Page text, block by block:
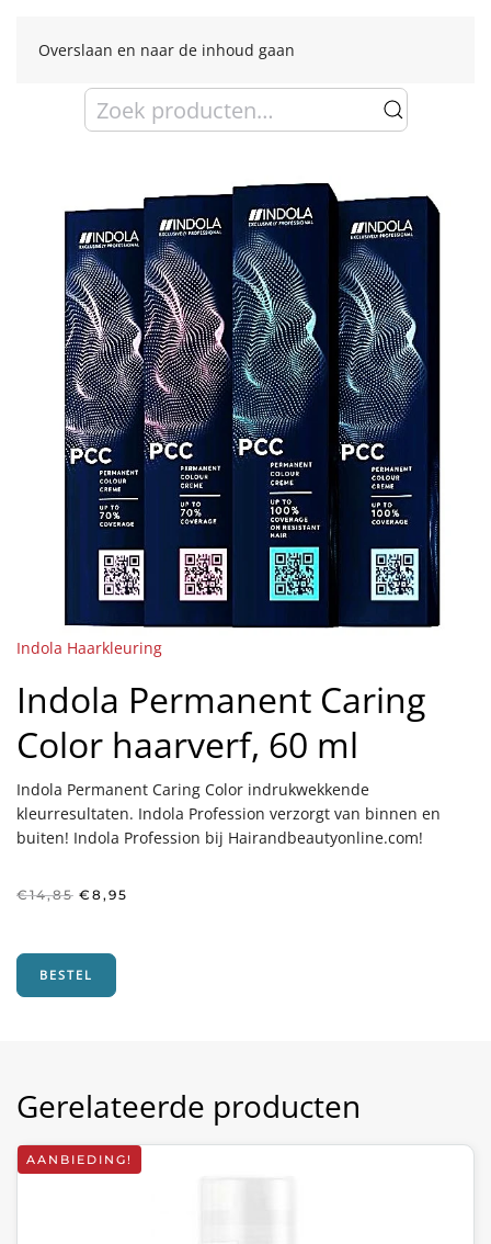
Overslaan en naar de inhoud gaan
Zoeken
naar:
Indola Haarkleuring
Indola Permanent Caring
Color haarverf, 60 ml
Indola Permanent Caring Color indrukwekkende
kleurresultaten. Indola Profession verzorgt van binnen en
buiten! Indola Profession bij Hairandbeautyonline.com!
€14,85 Oorspronkelijke
€ 8,95
BESTEL
Gerelateerde producten
AANBIEDING!